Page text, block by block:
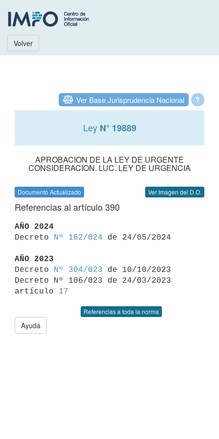
Volver
?
Ver Base Jurisprudencia Nacional
Ley N° 19889
APROBACION DE LA LEY DE URGENTE
CONSIDERACION. LUC. LEY DE URGENCIA
Documento Actualizado Ver Imagen del D.O.
Referencias al artículo 390
AÑO 2024
Decreto
Nº 162/024 de 24/05/2024
AÑO 2023
Decreto
Nº 304/023 de 10/10/2023
Decreto Nº 106/023 de 24/03/2023
artículo 17
Referencias a toda la norma
Ayuda